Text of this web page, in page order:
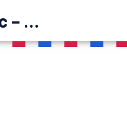
Inspirace Liberec – psychoterapie